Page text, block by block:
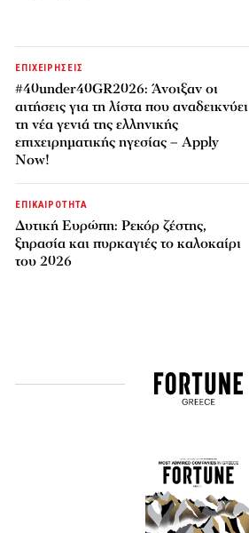
ΕΠΙΧΕΙΡΗΣΕΙΣ
#40under40GR2026: Άνοιξαν οι
αιτήσεις για τη λίστα που αναδεικνύει
τη νέα γενιά της ελληνικής
επιχειρηματικής ηγεσίας – Apply
Now!
ΕΠΙΚΑΙΡΟΤΗΤΑ
Δυτική Ευρώπη: Ρεκόρ ζέστης,
ξηρασία και πυρκαγιές το καλοκαίρι
του 2026